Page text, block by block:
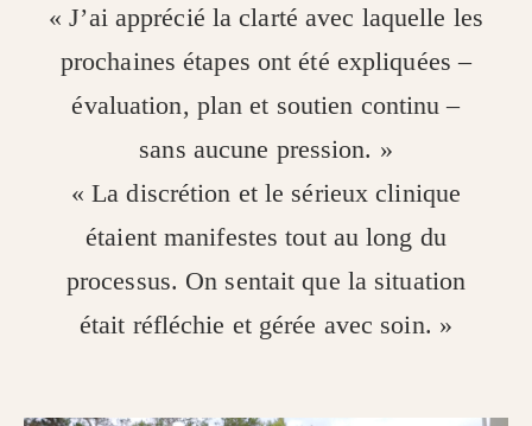
« J’ai apprécié la clarté avec laquelle les
prochaines étapes ont été expliquées –
évaluation, plan et soutien continu –
sans aucune pression. »
« La discrétion et le sérieux clinique
étaient manifestes tout au long du
processus. On sentait que la situation
était réfléchie et gérée avec soin. »